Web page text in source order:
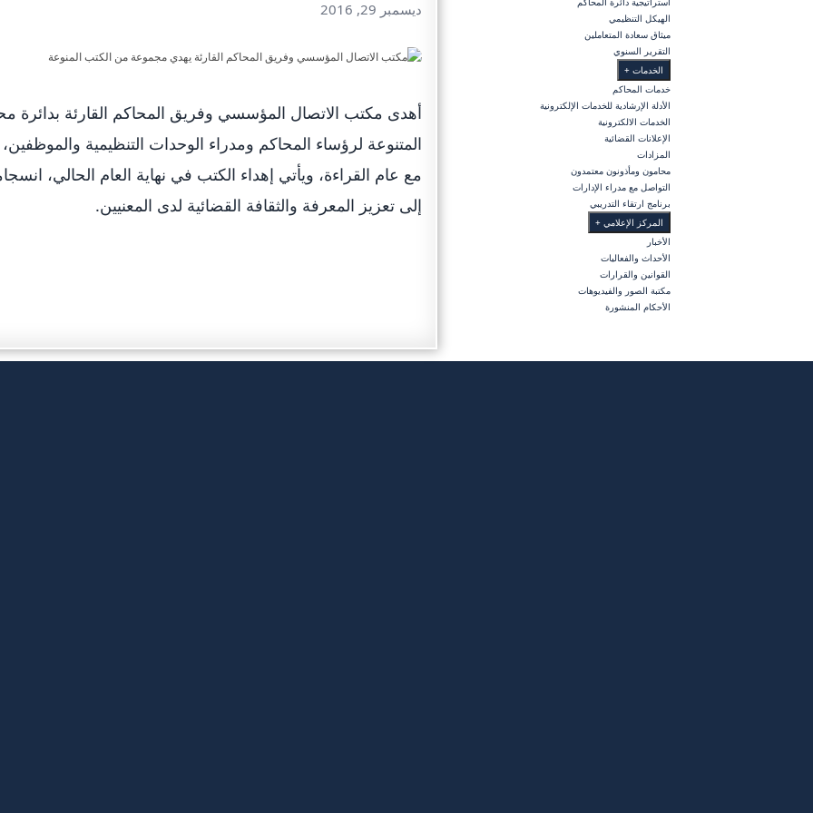
الهيكل التنظيمي
ميثاق سعادة المتعاملين
التقرير السنوي
الخدمات +
خدمات المحاكم
الأدلة الإرشادية للخدمات الإلكترونية
الخدمات الالكترونية
الإعلانات القضائية
المزادات
محامون ومأذونون معتمدون
التواصل مع مدراء الإدارات
برنامج ارتقاء التدريبي
المركز الإعلامي +
الأخبار
الأحداث والفعاليات
القوانين والقرارات
مكتبة الصور والفيديوهات
الأحكام المنشورة
ديسمبر 29, 2016
أهدى مكتب الاتصال المؤسسي وفريق المحاكم القارئة
المتنوعة لرؤساء المحاكم ومدراء الوحدات التنظيمية
مع عام القراءة، ويأتي إهداء الكتب في نهاية العام الحالي،
إلى تعزيز المعرفة والثقافة القضائية لدى المعنيين.